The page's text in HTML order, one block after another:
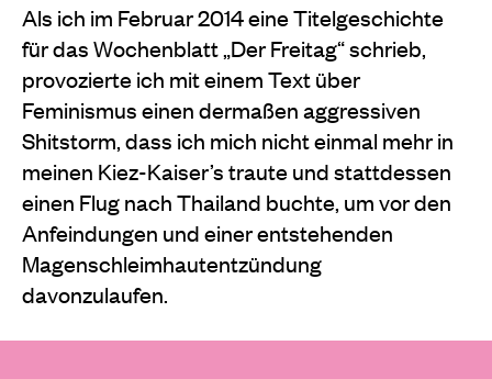
Als ich im Februar 2014 eine Titelgeschichte
für das Wochenblatt „Der Freitag“ schrieb,
provozierte ich mit einem Text über
Feminismus einen dermaßen aggressiven
Shitstorm, dass ich mich nicht einmal mehr in
meinen Kiez-Kaiser’s traute und stattdessen
einen Flug nach Thailand buchte, um vor den
Anfeindungen und einer entstehenden
Magenschleimhautentzündung
davonzulaufen.